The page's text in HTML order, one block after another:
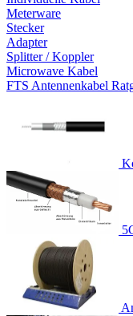
Meterware
Stecker
Adapter
Splitter / Koppler
Microwave Kabel
FTS Antennenkabel